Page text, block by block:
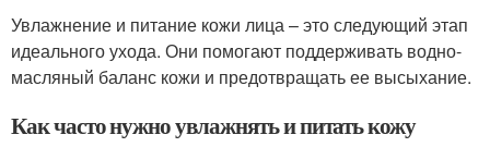
Увлажнение и питание кожи лица – это следующий этап
идеального ухода. Они помогают поддерживать водно-
масляный баланс кожи и предотвращать ее высыхание.
Как часто нужно увлажнять и питать кожу